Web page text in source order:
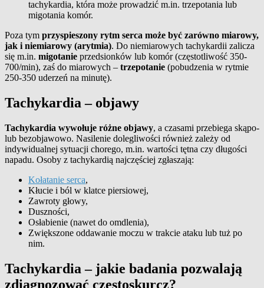
tachykardia, która może prowadzić m.in. trzepotania lub
migotania komór.
Poza tym przyspieszony rytm serca może być zarówno miarowy,
jak i niemiarowy (arytmia). Do niemiarowych tachykardii zalicza
się m.in. migotanie przedsionków lub komór (częstotliwość 350-
700/min), zaś do miarowych – trzepotanie (pobudzenia w rytmie
250-350 uderzeń na minutę).
Tachykardia – objawy
Tachykardia wywołuje różne objawy, a czasami przebiega skąpo-
lub bezobjawowo. Nasilenie dolegliwości również zależy od
indywidualnej sytuacji chorego, m.in. wartości tętna czy długości
napadu. Osoby z tachykardią najczęściej zgłaszają:
Kołatanie serca,
Kłucie i ból w klatce piersiowej,
Zawroty głowy,
Duszności,
Osłabienie (nawet do omdlenia),
Zwiększone oddawanie moczu w trakcie ataku lub tuż po
nim.
Tachykardia – jakie badania pozwalają
zdiagnozować częstoskurcz?